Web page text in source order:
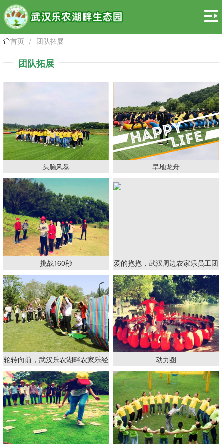

首页 / 团队拓展
团队拓展
头脑风暴 旱地龙舟
挑战160秒
爱的抱抱，武汉周边农家乐员工团
队拓展必不可少的经典游戏
轮转向前，武汉乐农湖畔农家乐经
典团建拓展项目
动力圈